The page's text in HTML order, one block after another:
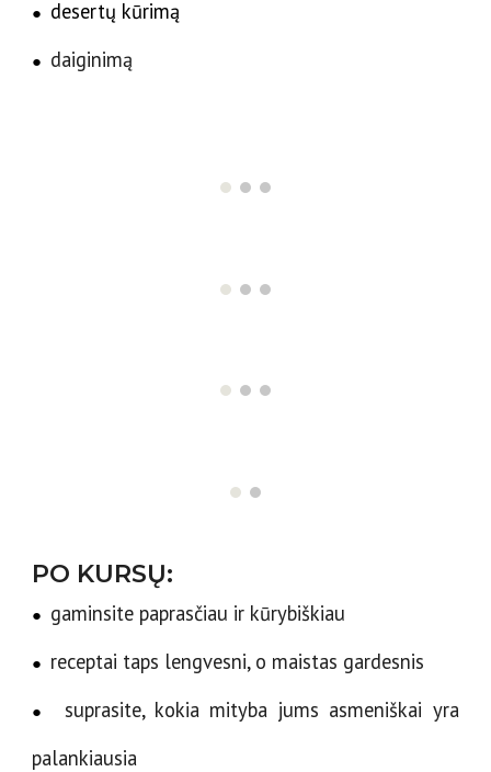
● desertų kūrimą
● daiginimą
PO KURSŲ:
● gaminsite paprasčiau ir kūrybiškiau
● receptai taps lengvesni, o maistas gardesnis
●
suprasite, kokia mityba jums asmeniškai yra
palankiausia